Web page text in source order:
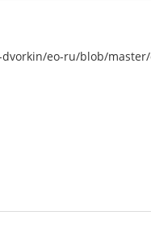
dvorkin/eo-ru/blob/